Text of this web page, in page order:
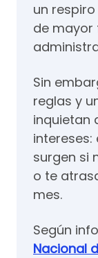
un
de mayor
Sin
reglas y
inquietan
surgen si
o te
mes.
Según
Nacional